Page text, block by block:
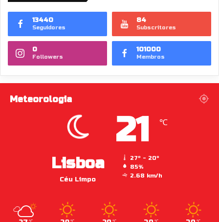
13440
Seguidores
84
Subscritores
0
Followers
101000
Membros
Meteorologia
Lisboa
Céu Limpo
21 ℃
27º - 20º
85%
2.68 km/h